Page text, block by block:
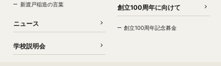
新渡戸稲造の言葉
ニュース
学校説明会
創立100周年に向けて
創立100周年記念募金